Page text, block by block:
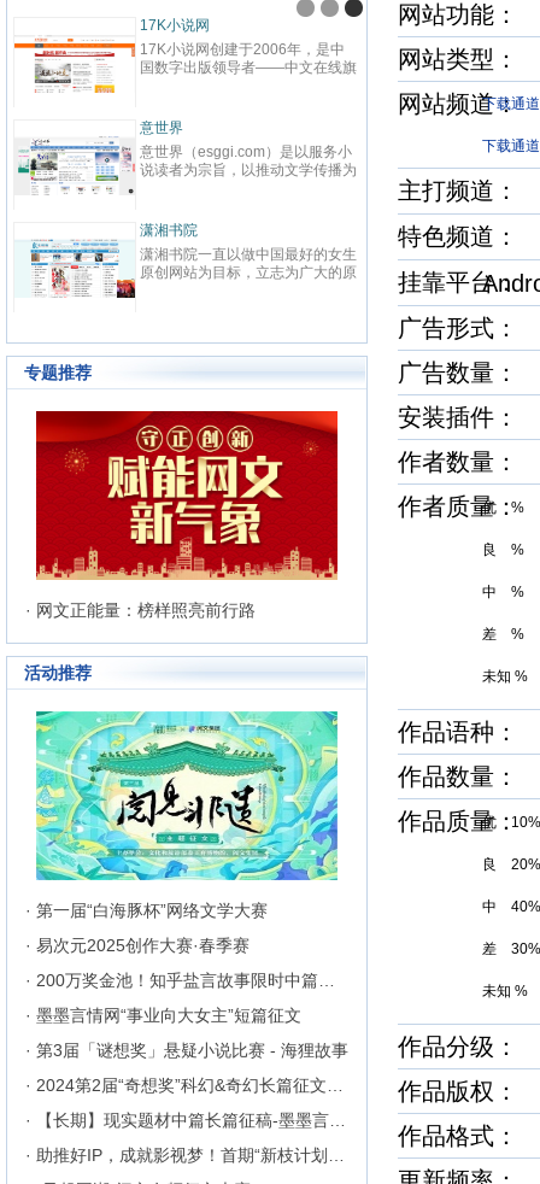
17K小说网
17K小说网创建于2006年，是中
国数字出版领导者——中文在线旗
代码：300364）2000年成立于清
华大学，为中国数字出版的开创者
之一，也是全球最大的中文数字出
版机构之一，于2015年1月21日
力于成为全球领先的中文数字出版
机构。作为旗下网站，17K小说网
以“让每个人都享受创作的乐趣”为
使命，以“成就与共赢”为价值观，
500余家，日均访问量3000W。
意世界
意世界（esggi.com）是以服务小
说读者为宗旨，以推动文学传播为
小说和网站建造对外的展示窗口，
而诞生的新模式垂直综合平台。严
选优质和潜力小说网站，用全面及
时、见地独到的资讯信息，贴合需
潇湘书院
潇湘书院一直以做中国最好的女生
原创网站为目标，立志为广大的原
成为女性原创作者群体以及读者群
专题推荐
· 网文正能量：榜样照亮前行路
活动推荐
· 第一届“白海豚杯”网络文学大赛
· 易次元2025创作大赛·春季赛
· 墨墨言情网“事业向大女主”短篇征文
· 第3届「谜想奖」悬疑小说比赛 - 海狸故事
网站功能：
网站类型
网站频道
下载通
下载通
主打频道
特色频道
挂靠平台
广告形式：
广告数量：
安装插件
作者数量
作者质量
优 %
良 %
中 %
差 %
未知 %
作品语种：
作品数量
作品质量优 10%
良 20%
中 40%
差 30%
未知 %
作品分级：
作品版权：
作品格式